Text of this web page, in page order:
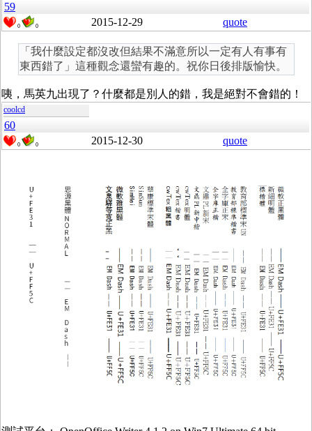
59
0 0 2015-12-29 quote
「我什麼設定都沒改但結果不滿意所以一定有人有事有
東西錯了」這種觀念還蠻有趣的。祝你日後排版愉快。
咦，馬英九出現了？什麼都是別人的錯，我是絕對不會錯的！
coolcd
60
0 0 2015-12-30 quote